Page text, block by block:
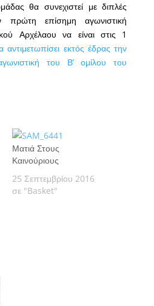
θα συνεχιστεί με διπλές
πρώτη επίσημη αγωνιστική
Αρχέλαου να είναι στις 1
αντιμετωπίσει εκτός έδρας την
του Β’ ομίλου του
Ματιά Στους
Καινούριους
25 Σεπτεμβρίου 2016
σε "Basket"